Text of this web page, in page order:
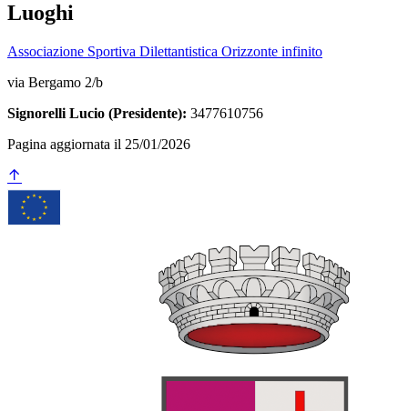
Luoghi
Associazione Sportiva Dilettantistica Orizzonte infinito
via Bergamo 2/b
Signorelli Lucio (Presidente): 3477610756
Pagina aggiornata il 25/01/2026